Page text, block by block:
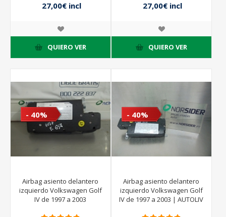
27,00€ incl
impuestos
QUIERO VER
27,00€ incl
impuestos
QUIERO VER
- 40%
Airbag asiento delantero
izquierdo Volkswagen Golf
IV de 1997 a 2003
- 40%
Airbag asiento delantero
izquierdo Volkswagen Golf
IV de 1997 a 2003 | AUTOLIV